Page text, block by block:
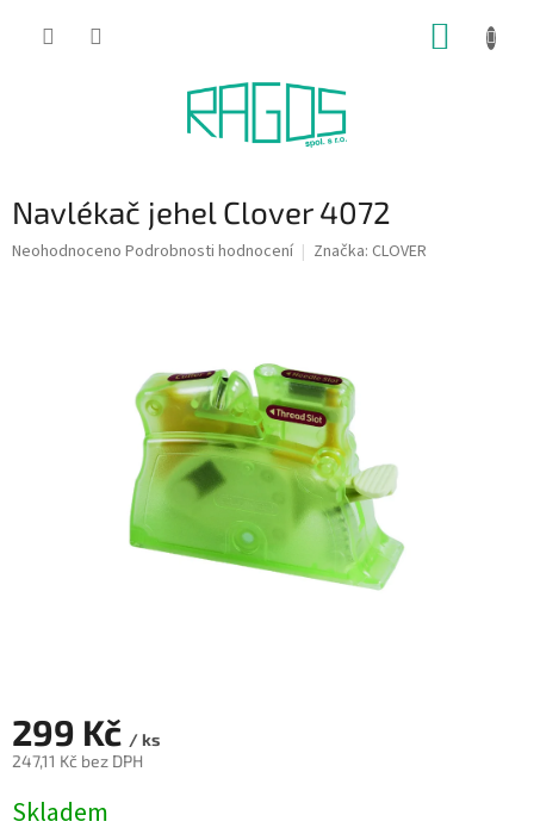
Navlékač jehel Clover 4072
Průměrné
Neohodnoceno Podrobnosti hodnocení Značka: CLOVER
299 Kč / ks
247,11 Kč bez DPH
cena:
Skladem